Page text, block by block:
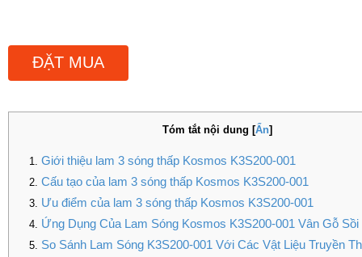
ĐẶT MUA
Tóm tắt nội dung [Ẩn]
Giới thiệu lam 3 sóng thấp Kosmos K3S200-001
Cấu tạo của lam 3 sóng thấp Kosmos K3S200-001
Ưu điểm của lam 3 sóng thấp Kosmos K3S200-001
Ứng Dụng Của Lam Sóng Kosmos K3S200-001 Vân Gỗ Sồi
So Sánh Lam Sóng K3S200-001 Với Các Vật Liệu Truyền